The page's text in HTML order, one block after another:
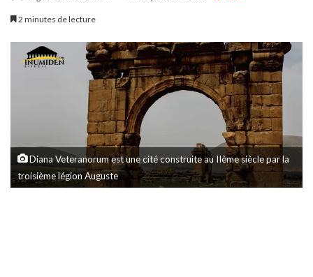
2 minutes de lecture
Diana Veteranorum est une cité construite au IIème siècle par la
troisième légion Auguste